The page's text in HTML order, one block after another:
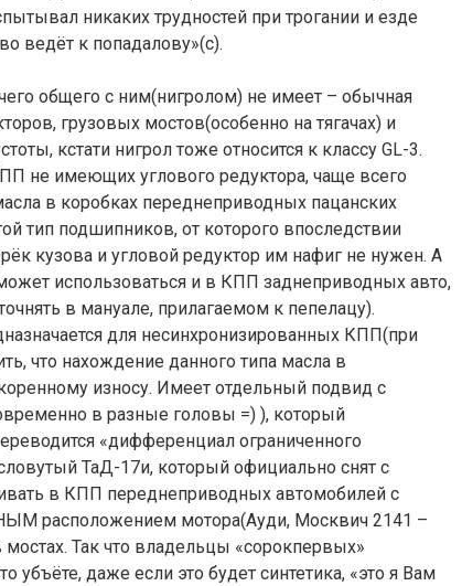
никаких трудностей при трогании и езде
ведёт к попадалову»(с).
общего с ним(нигролом) не имеет – обычная
грузовых мостов(особенно на тягачах) и
кстати нигрол тоже относится к классу GL-3.
не имеющих углового редуктора, чаще всего
в коробках переднеприводных пацанских
тип подшипников, от которого впоследствии
кузова и угловой редуктор им нафиг не нужен. А
использоваться и в КПП заднеприводных авто,
в мануале, прилагаемом к пепелацу).
для несинхронизированных КПП(при
что нахождение данного типа масла в
износу. Имеет отдельный подвид с
в разные головы =) ), который
«дифференциал ограниченного
ТаД-17и, который официально снят с
в КПП переднеприводных автомобилей с
расположением мотора(Ауди, Москвич 2141 –
мостах. Так что владельцы «сорокпервых»
даже если это будет синтетика, «это я Вам